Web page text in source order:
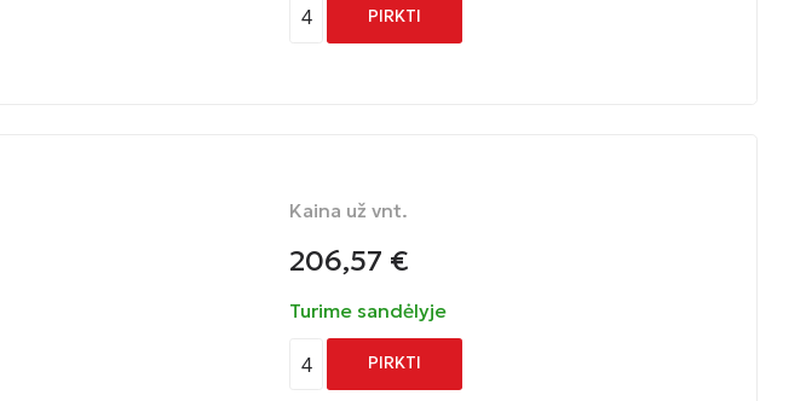
4 PIRKTI
Kaina už vnt.
206,57 €
Turime sandėlyje
4 PIRKTI